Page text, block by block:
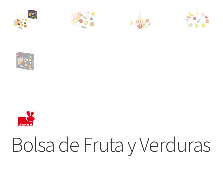
Bolsa de Fruta y Verduras